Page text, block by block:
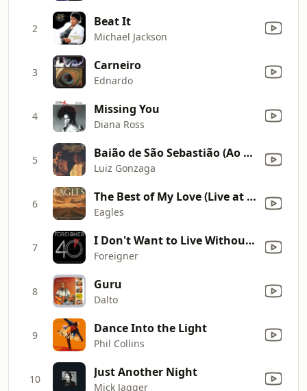
2 Beat It
Michael Jackson
3 Carneiro
Ednardo
4 Missing You
Diana Ross
5 Baião de São Sebastião (Ao Vivo)
Luiz Gonzaga
6 The Best of My Love (Live at the Millennium Concert, Staples Center, Los Angeles, CA, 12/31/1999) [2018 Remaster]
Eagles
7 I Don't Want to Live Without You
Foreigner
8 Guru
Dalto
9 Dance Into the Light
Phil Collins
10 Just Another Night
Mick Jagger